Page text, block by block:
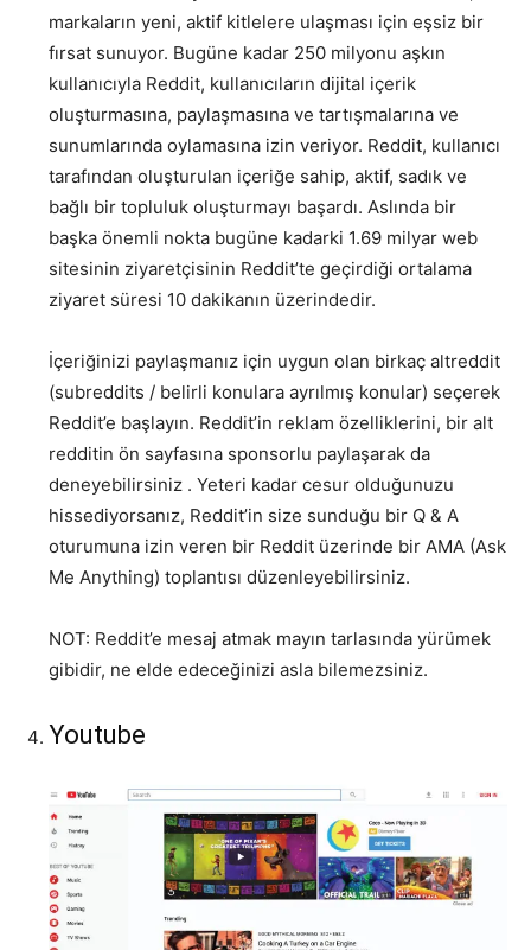
markaların yeni, aktif kitlelere ulaşması için eşsiz bir
fırsat sunuyor. Bugüne kadar 250 milyonu aşkın
kullanıcıyla Reddit, kullanıcıların dijital içerik
oluşturmasına, paylaşmasına ve tartışmalarına ve
sunumlarında oylamasına izin veriyor. Reddit, kullanıcı
tarafından oluşturulan içeriğe sahip, aktif, sadık ve
bağlı bir topluluk oluşturmayı başardı. Aslında bir
başka önemli nokta bugüne kadarki 1.69 milyar web
sitesinin ziyaretçisinin Reddit’te geçirdiği ortalama
ziyaret süresi 10 dakikanın üzerindedir.
İçeriğinizi paylaşmanız için uygun olan birkaç altreddit
(subreddits / belirli konulara ayrılmış konular) seçerek
Reddit’e başlayın. Reddit’in reklam özelliklerini, bir alt
redditin ön sayfasına sponsorlu paylaşarak da
deneyebilirsiniz . Yeteri kadar cesur olduğunuzu
hissediyorsanız, Reddit’in size sunduğu bir Q & A
oturumuna izin veren bir Reddit üzerinde bir AMA (Ask
Me Anything) toplantısı düzenleyebilirsiniz.
NOT: Reddit’e mesaj atmak mayın tarlasında yürümek
gibidir, ne elde edeceğinizi asla bilemezsiniz.
Youtube